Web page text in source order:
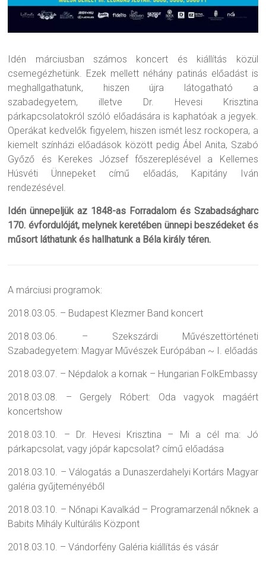
Idén márciusban számos koncert és kiállítás közül
csemegézhetünk. Ezek mellett néhány patinás előadást is
meghallgathatunk, hiszen újra látogatható a
szabadegyetem, illetve Dr. Hevesi Krisztina
párkapcsolatokról szóló előadására is kaphatóak a jegyek.
Operákat kedvelők figyelem, hiszen ismét lesz rockopera, a
kiemelt színházi előadások között pedig Ábel Anita, Szabó
Győző és Kerekes József főszereplésével a Kellemes
Húsvéti Ünnepeket című előadás, Kapitány Iván
rendezésével.
Idén ünnepeljük az 1848-as Forradalom és Szabadságharc
170. évfordulóját, melynek keretében ünnepi beszédeket és
műsort láthatunk és hallhatunk a Béla király téren.
A márciusi programok:
2018.03.05. – Budapest Klezmer Band koncert
2018.03.06. – Szekszárdi Művészettörténeti
Szabadegyetem: Magyar Művészek Európában ~ I. előadás
2018.03.07. – Népdalok a kornak – Hungarian FolkEmbassy
2018.03.08. – Gergely Róbert: Oda vagyok magáért
koncertshow
2018.03.10. – Dr. Hevesi Krisztina – Mi a cél ma: Jó
párkapcsolat, vagy jópár kapcsolat? című előadása
2018.03.10. – Válogatás a Dunaszerdahelyi Kortárs Magyar
galéria gyűjteményéből
2018.03.10. – Nőnapi Kavalkád – Programarzenál nőknek a
Babits Mihály Kultúrális Központ
2018.03.10. – Vándorfény Galéria kiállítás és vásár